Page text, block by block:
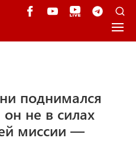
поднимался
не в силах
миссии —